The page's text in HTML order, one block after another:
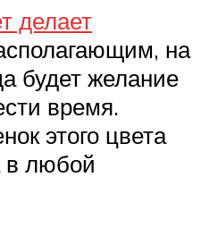
делает
на
будет желание
время.
этого цвета
в любой